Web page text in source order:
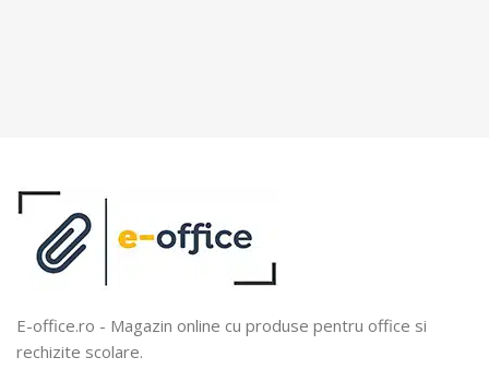
E-office.ro - Magazin online cu produse pentru office si
rechizite scolare.